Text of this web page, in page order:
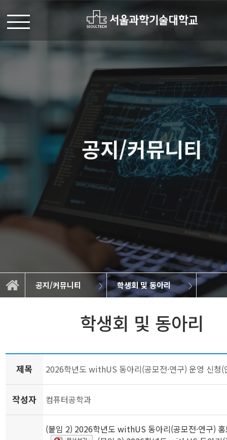
공지/커뮤니티
공지/커뮤니티 학생회 및 동아리
학과소개
교육
연구
BK21 4th
공지/커뮤니티
학과소식
학부 공지사항
대학원 공지사항
취업정보
졸업작품
학생회 및 동아리
학생회 및 동아리
제목 2026학년도 withUS 동아리(공모전·연구) 운영 신청(
작성자 컴퓨터공학과
(붙임 2) 2026학년도 withUS 동아리(공모전·연구)